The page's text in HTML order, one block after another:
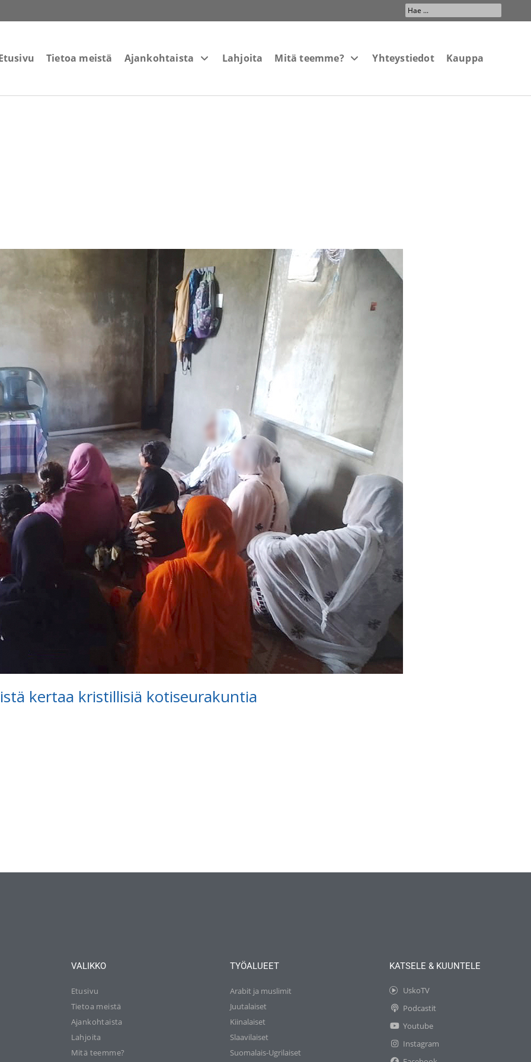
Search
...
Tietoa meistä Ajankohtaista Lahjoita Mitä teemme? Yhteystiedot Kauppa
kertaa kristillisiä kotiseurakuntia
VALIKKO
Etusivu
Tietoa meistä
Ajankohtaista
Lahjoita
Mitä teemme?
TYÖALUEET
Arabit ja muslimit
Juutalaiset
Kiinalaiset
Slaavilaiset
Suomalais-Ugrilaiset
KATSELE & KUUNTELE
UskoTV
Podcastit
Youtube
Instagram